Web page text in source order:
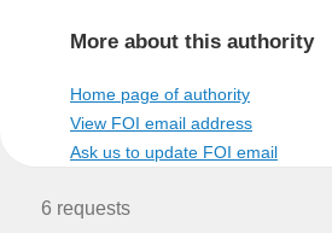
More about this authority
Home page of authority
View FOI email address
Ask us to update FOI email
6 requests